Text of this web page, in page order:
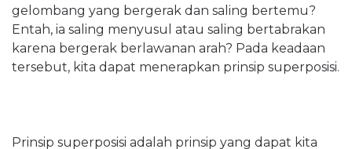
gelombang yang bergerak dan saling bertemu?
Entah, ia saling menyusul atau saling bertabrakan
karena bergerak berlawanan arah? Pada keadaan
tersebut, kita dapat menerapkan prinsip superposisi.
Prinsip superposisi adalah prinsip yang dapat kita